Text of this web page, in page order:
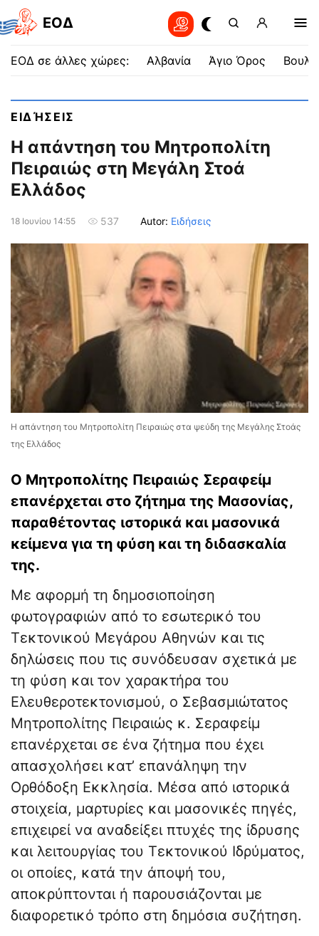
EOΔ
ΕΟΔ σε άλλες χώρες: Αλβανία Άγιο Όρος
ΕΙΔΉΣΕΙΣ
Η απάντηση του Μητροπολίτη
Πειραιώς στη Μεγάλη Στοά
Ελλάδος
18 Ιουνίου 14:55 537 Autor: Ειδήσεις
Η απάντηση του Μητροπολίτη Πειραιώς στα ψεύδη της Μεγάλης Στοάς
της Ελλάδος
Ο Μητροπολίτης Πειραιώς Σεραφείμ
επανέρχεται στο ζήτημα της Μασονίας,
παραθέτοντας ιστορικά και μασονικά
κείμενα για τη φύση και τη διδασκαλία
της.
Με αφορμή τη δημοσιοποίηση
φωτογραφιών από το εσωτερικό του
Τεκτονικού Μεγάρου Αθηνών και τις
δηλώσεις που τις συνόδευσαν σχετικά με
τη φύση και τον χαρακτήρα του
Ελευθεροτεκτονισμού, ο Σεβασμιώτατος
Μητροπολίτης Πειραιώς κ. Σεραφείμ
επανέρχεται σε ένα ζήτημα που έχει
απασχολήσει κατ’ επανάληψη την
Ορθόδοξη Εκκλησία. Μέσα από ιστορικά
στοιχεία, μαρτυρίες και μασονικές πηγές,
επιχειρεί να αναδείξει πτυχές της ίδρυσης
και λειτουργίας του Τεκτονικού Ιδρύματος,
οι οποίες, κατά την άποψή του,
αποκρύπτονται ή παρουσιάζονται με
διαφορετικό τρόπο στη δημόσια συζήτηση.